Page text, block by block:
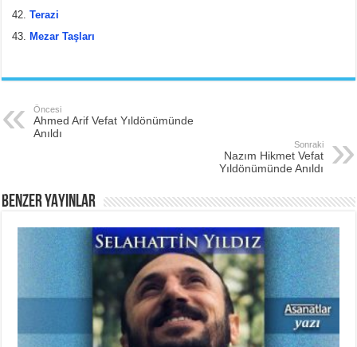
Terazi
Mezar Taşları
Öncesi
Ahmed Arif Vefat Yıldönümünde
Anıldı
Sonraki
Nazım Hikmet Vefat
Yıldönümünde Anıldı
BENZER YAYINLAR